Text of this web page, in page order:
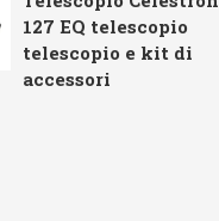
127 EQ telescopio
telescopio e kit di
accessori